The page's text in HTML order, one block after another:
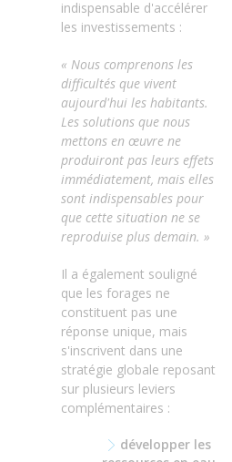
indispensable d'accélérer
les investissements :
« Nous comprenons les
difficultés que vivent
aujourd'hui les habitants.
Les solutions que nous
mettons en œuvre ne
produiront pas leurs effets
immédiatement, mais elles
sont indispensables pour
que cette situation ne se
reproduise plus demain. »
Il a également souligné
que les forages ne
constituent pas une
réponse unique, mais
s'inscrivent dans une
stratégie globale reposant
sur plusieurs leviers
complémentaires :
développer les